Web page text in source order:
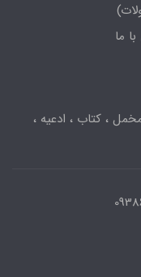
ما
، کتاب ، ادعیه ،